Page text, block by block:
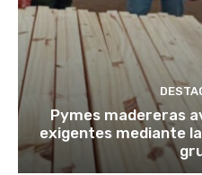
Pymes madereras
exigentes mediante